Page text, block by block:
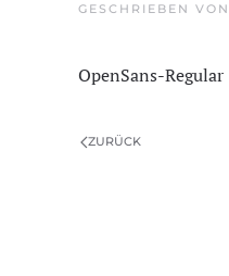
GESCHRIEBEN VON
OpenSans-Regular
ZURÜCK